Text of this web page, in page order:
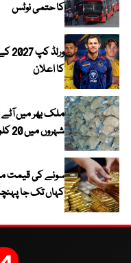
کا حتمی نوٹس
کا اعلان
ملک بھر میں
شہروں میں 20 کلو تھیلا 100 روپے تک مہنگا
سونے کی قیمت
کہاں تک جا